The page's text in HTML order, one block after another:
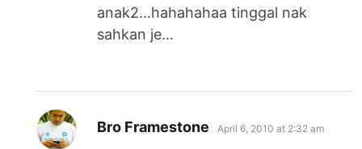
anak2…hahahahaa tinggal nak
sahkan je…
Bro Framestone says:
April 6, 2010 at 2:32 am